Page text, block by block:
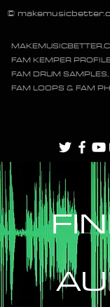
FAM KEMPER
FAM DRUM SAMPLES,
FAM LOOPS & FAM
©